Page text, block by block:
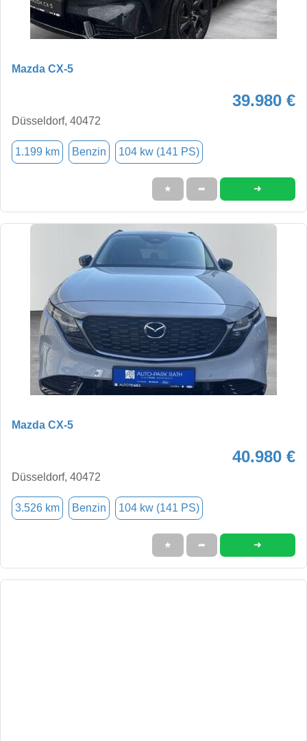
Mazda CX-5
39.980 €
Düsseldorf, 40472
1.199 km Benzin 104 kw (141 PS)
★ ➦ ➜
Mazda CX-5
40.980 €
Düsseldorf, 40472
3.526 km Benzin 104 kw (141 PS)
★ ➦ ➜